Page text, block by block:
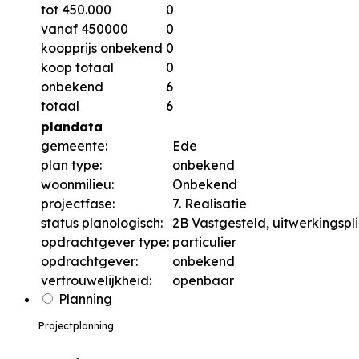
tot 450.000
0
vanaf 450000
0
koopprijs onbekend 0
koop totaal
0
onbekend
6
totaal
6
plandata
gemeente:
Ede
plan type:
onbekend
woonmilieu:
Onbekend
projectfase:
7. Realisatie
status planologisch: 2B Vastgesteld,
opdrachtgever type: particulier
opdrachtgever:
onbekend
vertrouwelijkheid:
openbaar
Planning
Projectplanning